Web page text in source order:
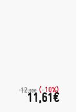
12,90€ (-10%)
11,61€